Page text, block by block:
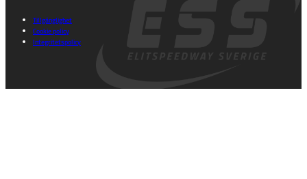
Tillgänglighet
Cookie policy
Integritetspolicy